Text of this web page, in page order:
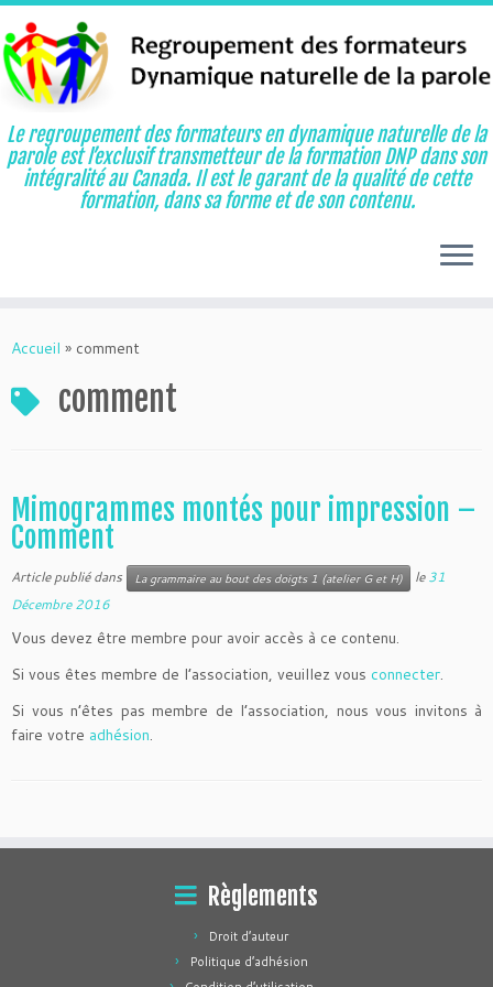
au
Le regroupement des formateurs en dynamique naturelle de la
parole est l’exclusif transmetteur de la formation DNP dans son
intégralité au Canada. Il est le garant de la qualité de cette
formation, dans sa forme et de son contenu.
Accueil » comment
comment
Mimogrammes montés pour impression –
Comment
Article publié dans La grammaire au bout des doigts 1 (atelier G et H) le31
Décembre 2016
Vous devez être membre pour avoir accès à ce contenu.
Si vous êtes membre de l’association, veuillez vous connecter.
Si vous n’êtes pas membre de l’association, nous vous invitons à
faire votre adhésion.
Règlements
Droit d’auteur
Politique d’adhésion